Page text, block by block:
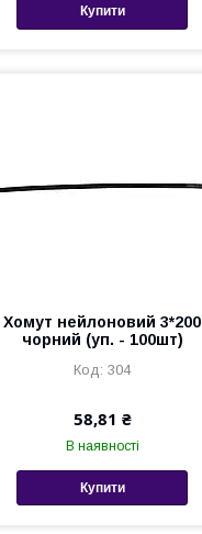
Купити
Хомут нейлоновий 3*200
чорний (уп. - 100шт)
304
58,81 ₴
В наявності
Купити